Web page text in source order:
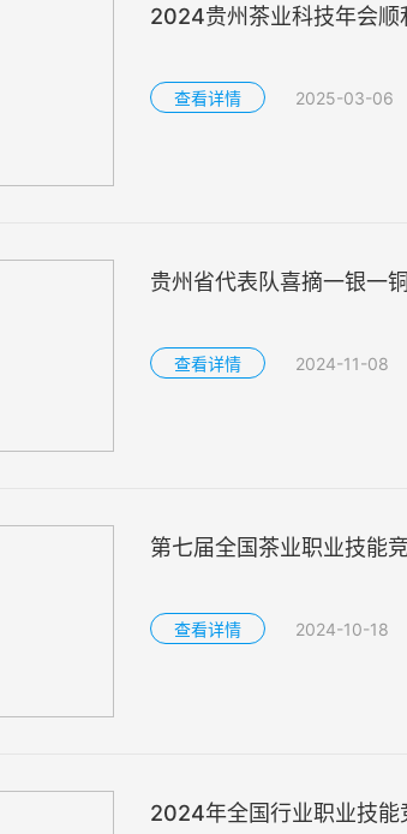
2024贵州茶业科技年会顺
查看详情 2025-03-06
贵州省代表队喜摘一银一
查看详情 2024-11-08
第七届全国茶业职业技能
查看详情 2024-10-18
2024年全国行业职业技能